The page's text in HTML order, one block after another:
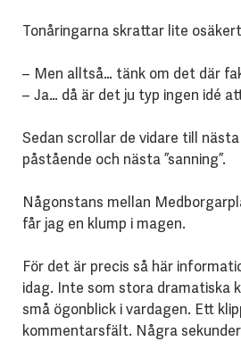
Tonåringarna skrattar lite
– Men alltså… tänk om det där
– Ja… då är det ju typ ingen idé
Sedan scrollar de vidare till
påstående och nästa ”sanning”.
Någonstans mellan
får jag en klump i magen.
För det är precis så här
idag. Inte som stora dramatiska
små ögonblick i vardagen. Ett
kommentarsfält. Några